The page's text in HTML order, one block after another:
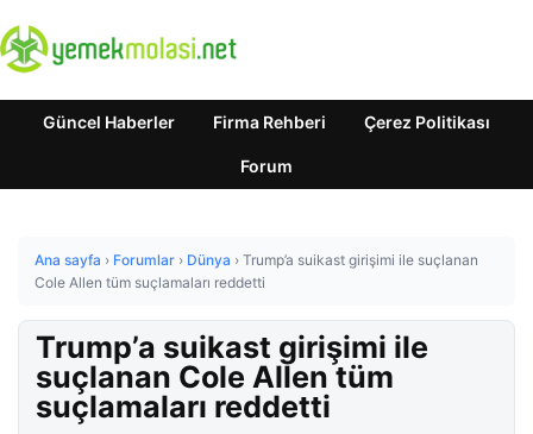
Güncel Haberler Firma Rehberi Çerez Politikası
Forum
Ana sayfa › Forumlar › Dünya › Trump’a suikast girişimi ile suçlanan
Cole Allen tüm suçlamaları reddetti
Trump’a suikast girişimi ile
suçlanan Cole Allen tüm
suçlamaları reddetti